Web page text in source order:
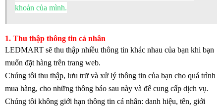
khoản của mình.
1. Thu thập thông tin cá nhân
LEDMART sẽ thu thập nhiều thông tin khác nhau của bạn khi bạn
muốn đặt hàng trên trang web.
Chúng tôi thu thập, lưu trữ và xử lý thông tin của bạn cho quá trình
mua hàng, cho những thông báo sau này và để cung cấp dịch vụ.
Chúng tôi không giới hạn thông tin cá nhân: danh hiệu, tên, giới